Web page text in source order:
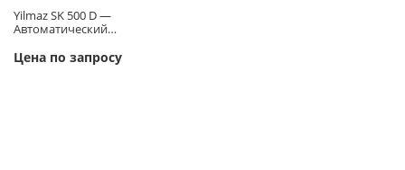
Yilmaz SK 500 D —
Автоматический…
Цена по запросу